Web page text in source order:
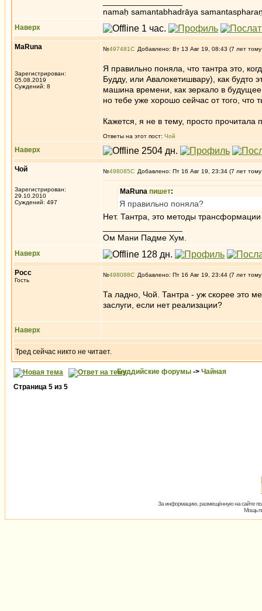
namaḥ samantabhadrāya
Наверх
MaRuna
Зарегистрирован:
05.08.2019
Суждений: 8
№497481 Добавлено: Вт 13 Авг 19, 08:43 (7 лет
Я правильно поняла, что тантра это,
Будду, или Авалокетишвару), как будто
машина времени, как зеркало в
но тебе уже хорошо сейчас от того,
Кажется, я не в тему, просто
Ответы на этот пост: Чой
Наверх
Чой
Зарегистрирован:
29.10.2010
Суждений: 497
№498085 Добавлено: Пт 16 Авг 19, 23:34 (7 лет
MaRuna пишет:
Я правильно поняла?
Нет. Тантра, это методы
Ом Мани Падме Хум.
Наверх
Росс
Гость
№498088 Добавлено: Пт 16 Авг 19, 23:44 (7 лет
Та ладно, Чой. Тантра - уж скорее это
заслуги, если нет реализации?
Наверх
Тред сейчас никто не читает.
Буддийские форумы -> Чайная
Страница 5 из 5
За информацию, размещённую на сайте
Мощь